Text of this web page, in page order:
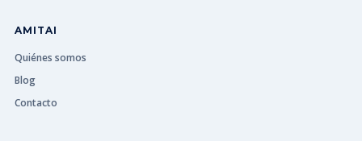
AMITAI
Quiénes somos
Blog
Contacto